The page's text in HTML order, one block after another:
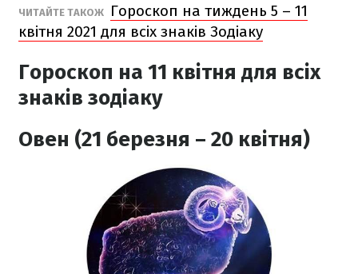
ЧИТАЙТЕ ТАКОЖ
Гороскоп на тиждень 5 – 11
квітня 2021 для всіх знаків Зодіаку
Гороскоп на 11 квітня для всіх
знаків зодіаку
Овен (21 березня – 20 квітня)